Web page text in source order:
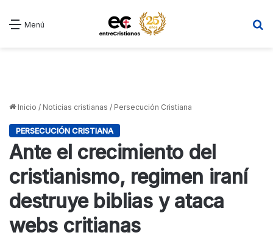
Menú
Inicio / Noticias cristianas / Persecución Cristiana
PERSECUCIÓN CRISTIANA
Ante el crecimiento del
cristianismo, regimen iraní
destruye biblias y ataca
webs critianas